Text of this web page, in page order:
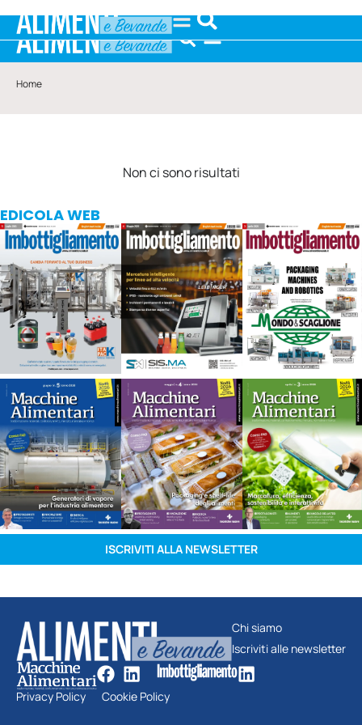
Home
Non ci sono risultati
EDICOLA WEB
ISCRIVITI ALLA NEWSLETTER
Chi siamo
Iscriviti alle newsletter
Privacy Policy Cookie Policy